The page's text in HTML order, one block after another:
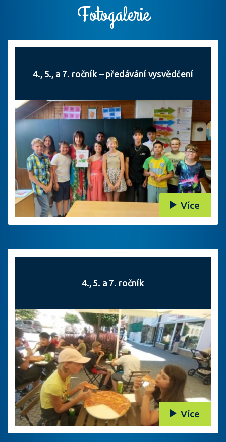
Fotogalerie
4., 5., a 7. ročník – předávání vysvědčení
Více
4., 5. a 7. ročník
Více